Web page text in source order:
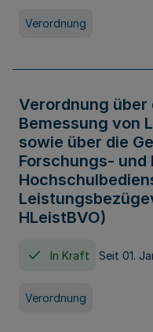
Verordnung
Verordnung über
Bemessung von
sowie über die
Forschungs-
HLeistBVO)
In Kraft Seit 01.
Verordnung